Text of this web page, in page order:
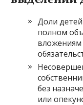
Доли
полном
без
или